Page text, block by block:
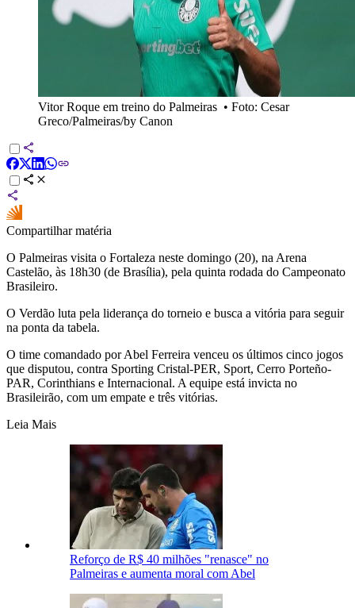
Vitor Roque em treino do Palmeiras • Foto: Cesar
Greco/Palmeiras/by Canon
Compartilhar matéria
O Palmeiras visita o Fortaleza neste domingo (20), na Arena
Castelão, às 18h30 (de Brasília), pela quinta rodada do Campeonato
Brasileiro.
O Verdão luta pela liderança do torneio e busca a vitória para seguir
na ponta da tabela.
O time comandado por Abel Ferreira venceu os últimos cinco jogos
que disputou, contra Sporting Cristal-PER, Sport, Cerro Porteño-
PAR, Corinthians e Internacional. A equipe está invicta no
Brasileirão, com um empate e três vitórias.
Leia Mais
Reforço de R$ 40 milhões "renasce" no
Palmeiras e aumenta moral com Abel